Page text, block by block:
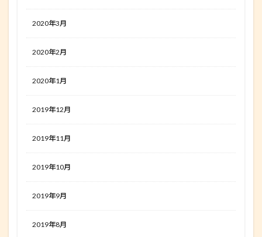
2020年3月
2020年2月
2020年1月
2019年12月
2019年11月
2019年10月
2019年9月
2019年8月